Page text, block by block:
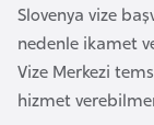
Slovenya vize
nedenle ikamet
Vize Merkezi
hizmet
d
e
ş